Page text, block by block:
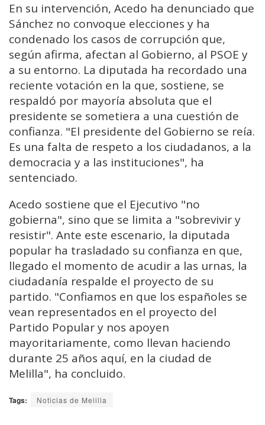
En su intervención, Acedo ha denunciado que
Sánchez no convoque elecciones y ha
condenado los casos de corrupción que,
según afirma, afectan al Gobierno, al PSOE y
a su entorno. La diputada ha recordado una
reciente votación en la que, sostiene, se
respaldó por mayoría absoluta que el
presidente se sometiera a una cuestión de
confianza. "El presidente del Gobierno se reía.
Es una falta de respeto a los ciudadanos, a la
democracia y a las instituciones", ha
sentenciado.
Acedo sostiene que el Ejecutivo "no
gobierna", sino que se limita a "sobrevivir y
resistir". Ante este escenario, la diputada
popular ha trasladado su confianza en que,
llegado el momento de acudir a las urnas, la
ciudadanía respalde el proyecto de su
partido. "Confiamos en que los españoles se
vean representados en el proyecto del
Partido Popular y nos apoyen
mayoritariamente, como llevan haciendo
durante 25 años aquí, en la ciudad de
Melilla", ha concluido.
Tags: Noticias de Melilla